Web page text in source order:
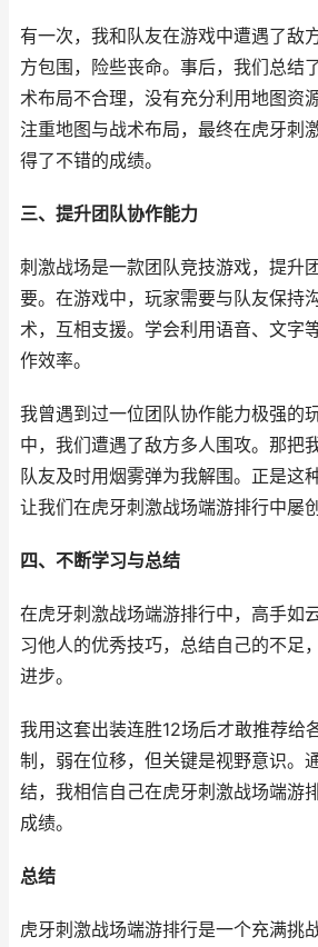
有一次，我和队友在游戏中遭遇了敌
方包围，险些丧命。事后，我们总结
术布局不合理，没有充分利用地图资
注重地图与战术布局，最终在虎牙刺
得了不错的成绩。
三、提升团队协作能力
刺激战场是一款团队竞技游戏，提升
要。在游戏中，玩家需要与队友保持
术，互相支援。学会利用语音、文字
作效率。
我曾遇到过一位团队协作能力极强的
中，我们遭遇了敌方多人围攻。那把
队友及时用烟雾弹为我解围。正是这
让我们在虎牙刺激战场端游排行中屡创
四、不断学习与总结
在虎牙刺激战场端游排行中，高手如
习他人的优秀技巧，总结自己的不足
进步。
我用这套出装连胜12场后才敢推荐给
制，弱在位移，但关键是视野意识。
结，我相信自己在虎牙刺激战场端游
成绩。
总结
虎牙刺激战场端游排行是一个充满挑